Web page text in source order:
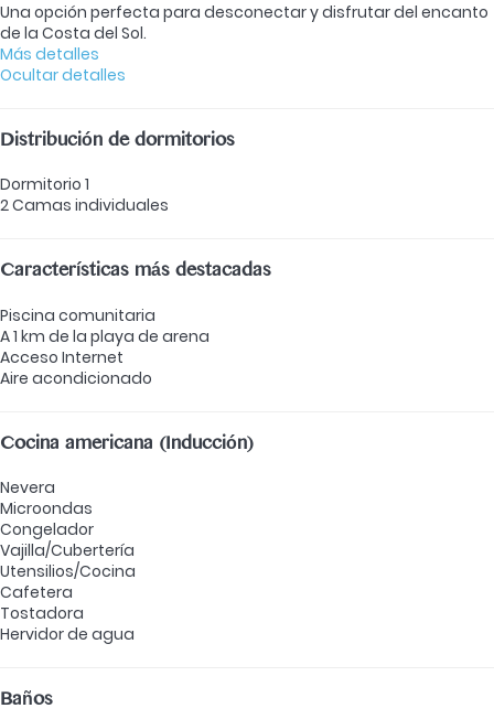
Una opción perfecta para desconectar y disfrutar del encanto
de la Costa del Sol.
Más detalles
Ocultar detalles
Distribución de dormitorios
Dormitorio 1
2 Camas individuales
Características más destacadas
Piscina comunitaria
A 1 km de la playa de arena
Acceso Internet
Aire acondicionado
Cocina americana (Inducción)
Nevera
Microondas
Congelador
Vajilla/Cubertería
Utensilios/Cocina
Cafetera
Tostadora
Hervidor de agua
Baños